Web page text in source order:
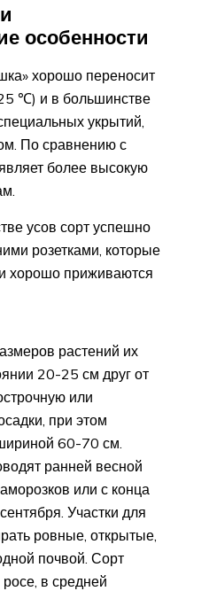
особенности
хорошо переносит
℃) и в большинстве
укрытий,
По сравнению с
более высокую
усов сорт успешно
розетками, которые
хорошо приживаются
растений их
20-25 см друг от
или
при этом
60-70 см.
ранней весной
или с конца
Участки для
ровные, открытые,
почвой. Сорт
в средней